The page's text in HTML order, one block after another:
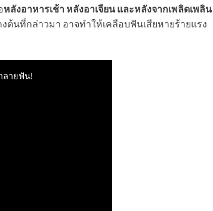
หลังอาหารเช้า หลังอาเจียน และหลังจากเพลิดเพลิน
นที่กล่าวมา อาจทำให้เคลือบฟันเสียหายร้ายแรง